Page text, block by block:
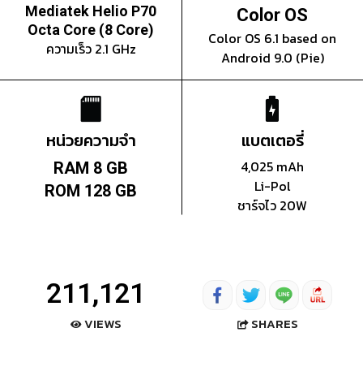
Mediatek Helio P70
Octa Core (8 Core)
ความเร็ว 2.1 GHz
Color OS
Color OS 6.1 based on
Android 9.0 (Pie)
หน่วยความจำ
RAM 8 GB
ROM 128 GB
แบตเตอรี่
4,025 mAh
Li-Pol
ชาร์จไว 20W
211,121
VIEWS SHARES